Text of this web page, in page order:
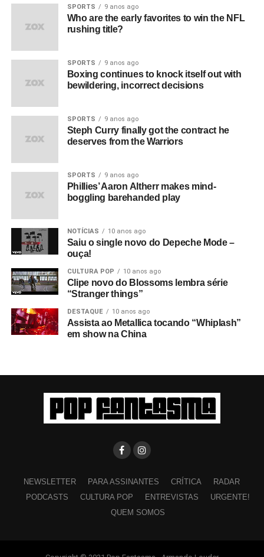
SPORTS 9 anos ago
Who are the early favorites to win the NFL
rushing title?
SPORTS 9 anos ago
Boxing continues to knock itself out with
bewildering, incorrect decisions
SPORTS 9 anos ago
Steph Curry finally got the contract he
deserves from the Warriors
SPORTS 9 anos ago
Phillies’ Aaron Altherr makes mind-
boggling barehanded play
NOTÍCIAS 10 anos ago
Saiu o single novo do Depeche Mode –
ouça!
CULTURA POP 10 anos ago
Clipe novo do Blossoms lembra série
“Stranger things”
DESTAQUE 10 anos ago
Assista ao Metallica tocando “Whiplash”
em show na China
NEWSLETTER PARA ASSINANTES CRÍTICA
RADAR
PODCASTS
CULTURA POP ENTREVISTAS
URGENTE!
QUEM SOMOS